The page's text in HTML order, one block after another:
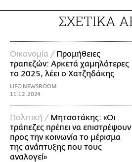
ΣΧΕΤΙΚΑ
Οικονομία / Προμήθειες
τραπεζών: Αρκετά χαμηλότερες
το 2025, λέει ο Χατζηδάκης
LIFO NEWSROOM
11.12.2024
Πολιτική / Μητσοτάκης: «Οι
τράπεζες πρέπει να επιστρέψουν
προς την κοινωνία το μέρισμα
της ανάπτυξης που τους
αναλογεί»